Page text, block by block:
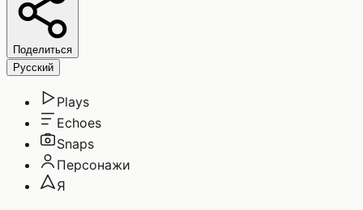
Поделиться
Русский
Plays
Echoes
Snaps
Персонажи
Я